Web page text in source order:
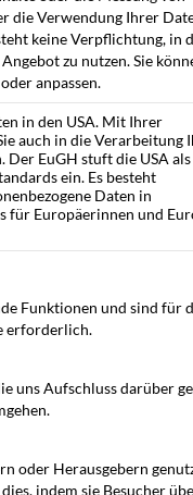
die Verwendung Ihrer
keine Verpflichtung, in
zu nutzen.Sie
anpassen.
in den USA. Mit Ihrer
auch in die Verarbeitung
Der EuGH stuft die USA
ein. Es besteht
Daten in
für Europäerinnen und
eine Einwilligung
Funktionen und sind für
erforderlich.
uns Aufschluss darüber
oder Herausgebern
indem sie Besucher